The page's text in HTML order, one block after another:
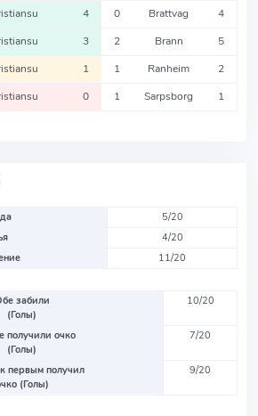
4 0 Brattvag 4
3 2 Brann 5
1 1 Ranheim 2
0 1 Sarpsborg 1
5/20
4/20
11/20
забили
(Голы)
10/20
получили очко
(Голы)
7/20
первым получил
(Голы)
9/20